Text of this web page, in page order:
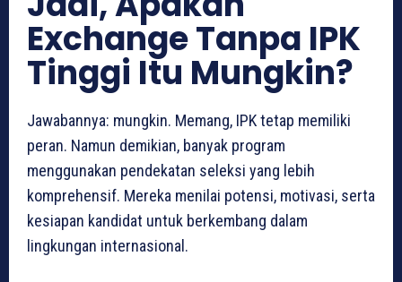
Exchange Tanpa IPK
Tinggi Itu Mungkin?
Jawabannya: mungkin. Memang, IPK tetap memiliki
peran. Namun demikian, banyak program
menggunakan pendekatan seleksi yang lebih
komprehensif. Mereka menilai potensi, motivasi, serta
kesiapan kandidat untuk berkembang dalam
lingkungan internasional.